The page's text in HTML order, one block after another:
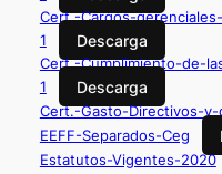
Cert.-Cargos-
1
Descarga
Cert.-Cumplimiento-de-
1
Descarga
Cert.-Gasto-Directivos-
EEFF-Separados-Ceg
Estatutos-Vigentes-2020